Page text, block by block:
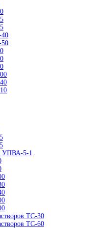
УПВА-5-1
ТС-30
ТС-60